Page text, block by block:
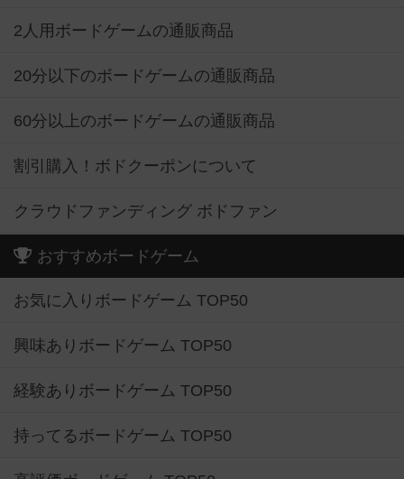
2人用ボードゲームの通販商品
20分以下のボードゲームの通販商品
60分以上のボードゲームの通販商品
割引購入！ボドクーポンについて
クラウドファンディング ボドファン
おすすめボードゲーム
お気に入りボードゲーム TOP50
興味ありボードゲーム TOP50
経験ありボードゲーム TOP50
持ってるボードゲーム TOP50